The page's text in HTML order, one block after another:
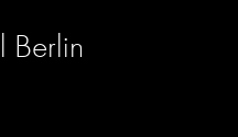
Berlin